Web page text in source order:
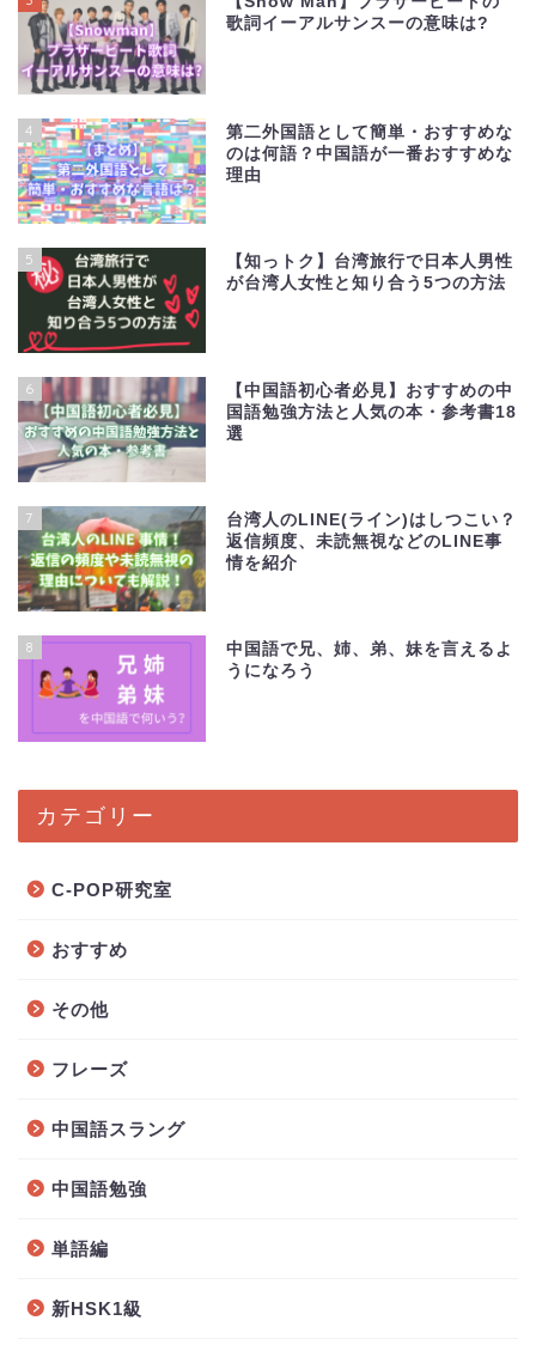
歌詞イーアルサンスーの意味は?
4
第二外国語として簡単・おすすめな
のは何語？中国語が一番おすすめな
理由
5
【知っトク】台湾旅行で日本人男性
が台湾人女性と知り合う5つの方法
6
【中国語初心者必見】おすすめの中
国語勉強方法と人気の本・参考書18
選
7
台湾人のLINE(ライン)はしつこい？
返信頻度、未読無視などのLINE事
情を紹介
8
中国語で兄、姉、弟、妹を言えるよ
うになろう
カテゴリー
C-POP研究室
おすすめ
その他
フレーズ
中国語スラング
中国語勉強
単語編
新HSK1級